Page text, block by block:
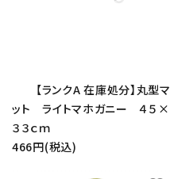
【ランクA 在庫処分】丸型マ
ット ライトマホガニー ４５×
３３ｃｍ
466円(税込)